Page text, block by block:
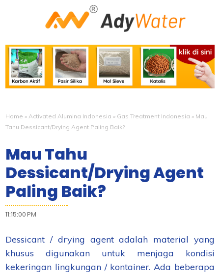
Home » Activated Alumina Indonesia » Gas Treatment Indonesia » Mau
Tahu Dessicant/Drying Agent Paling Baik?
Mau Tahu
Dessicant/Drying Agent
Paling Baik?
11:15:00 PM
Dessicant / drying agent adalah material yang
khusus digunakan untuk menjaga kondisi
kekeringan lingkungan / kontainer. Ada beberapa